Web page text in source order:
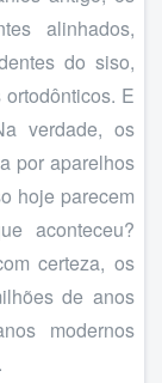
alinhados,
do siso,
E
verdade, os
por aparelhos
hoje parecem
aconteceu?
certeza, os
de anos
modernos